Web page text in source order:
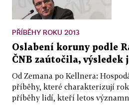
PŘÍBĚHY ROKU 2013
Oslabení koruny podle
ČNB zaútočila, výsledek
Od Zemana po Kellnera:
příběhy, které charakterizují rok
příběhy lidí, kteří letos